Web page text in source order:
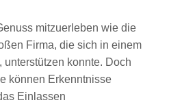
mitzuerleben wie die
Firma, die sich in einem
konnte. Doch
können Erkenntnisse
Einlassen